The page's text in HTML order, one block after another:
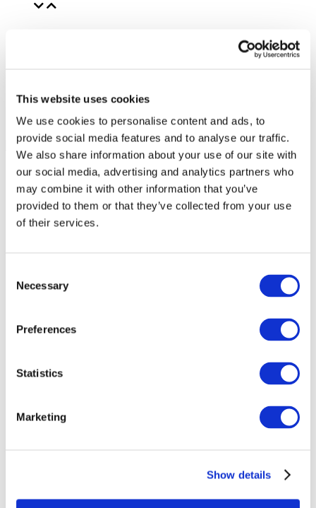
This website uses cookies
We use cookies to personalise content and ads, to
provide social media features and to analyse our traffic.
We also share information about your use of our site with
our social media, advertising and analytics partners who
may combine it with other information that you’ve
provided to them or that they’ve collected from your use
of their services.
Selection
Necessary
Preferences
Statistics
Marketing
Show details
Alle
At vise